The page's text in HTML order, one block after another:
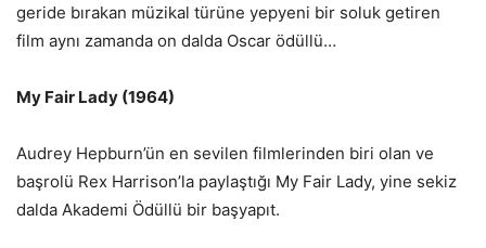
geride bırakan müzikal türüne yepyeni bir soluk getiren
film aynı zamanda on dalda Oscar ödüllü…
My Fair Lady (1964)
Audrey Hepburn’ün en sevilen filmlerinden biri olan ve
başrolü Rex Harrison’la paylaştığı My Fair Lady, yine sekiz
dalda Akademi Ödüllü bir başyapıt.